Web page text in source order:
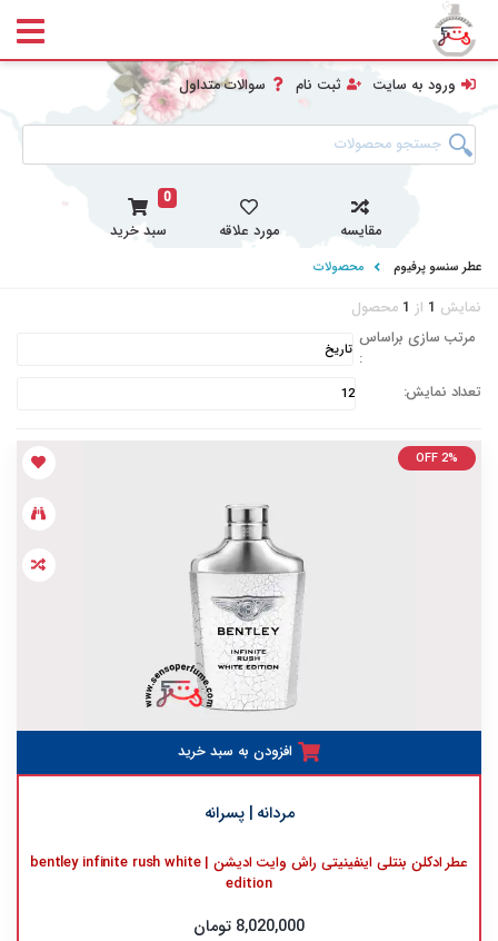
ورود به سایت ثبت نام سوالات متداول
مقایسه مورد علاقه
0
سبد خرید
عطر سنسو پرفیوم محصولات
نمایش 1 از 1 محصول
مرتب سازی براساس
:
تعداد نمایش:
OFF 2%
افزودن به سبد خرید
مردانه | پسرانه
عطر ادکلن بنتلی اینفینیتی راش وایت ادیشن | bentley infinite rush white
edition
8,020,000 تومان